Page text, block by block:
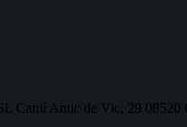
Camí Antic de Vic, 29 08520